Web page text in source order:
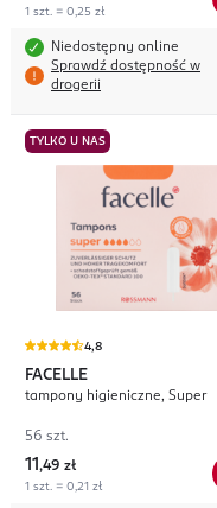
1 szt. = 0,25 zł
Niedostępny online
Sprawdź dostępność w
drogerii
TYLKO U NAS
4,8
FACELLE
tampony higieniczne, Super
56 szt.
11 ,49 zł
1 szt. = 0,21 zł